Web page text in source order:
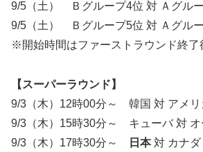
9/5（土） Ｂグループ4位 対 Ａグル
9/5（土） Ｂグループ5位 対 Ａグル
※開始時間はファーストラウンド終了
【スーパーラウンド】
9/3（木）12時00分～ 韓国 対 アメリ
9/3（木）15時30分～ キューバ 対 オ
9/3（木）17時30分～
日本対 カナダ